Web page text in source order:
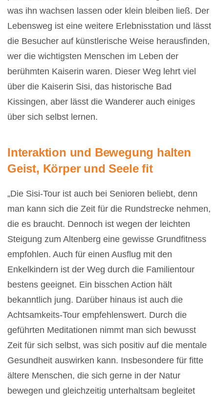
was ihn wachsen lassen oder klein bleiben ließ. Der
Lebensweg ist eine weitere Erlebnisstation und lässt
die Besucher auf künstlerische Weise herausfinden,
wer die wichtigsten Menschen im Leben der
berühmten Kaiserin waren. Dieser Weg lehrt viel
über die Kaiserin Sisi, das historische Bad
Kissingen, aber lässt die Wanderer auch einiges
über sich selbst lernen.
Interaktion und Bewegung halten
Geist, Körper und Seele fit
„Die Sisi-Tour ist auch bei Senioren beliebt, denn
man kann sich die Zeit für die Rundstrecke nehmen,
die es braucht. Dennoch ist wegen der leichten
Steigung zum Altenberg eine gewisse Grundfitness
empfohlen. Auch für einen Ausflug mit den
Enkelkindern ist der Weg durch die Familientour
bestens geeignet. Ein bisschen Action hält
bekanntlich jung. Darüber hinaus ist auch die
Achtsamkeits-Tour empfehlenswert. Durch die
geführten Meditationen nimmt man sich bewusst
Zeit für sich selbst, was sich positiv auf die mentale
Gesundheit auswirken kann. Insbesondere für fitte
ältere Menschen, die sich gerne in der Natur
bewegen und gleichzeitig unterhaltsam begleitet